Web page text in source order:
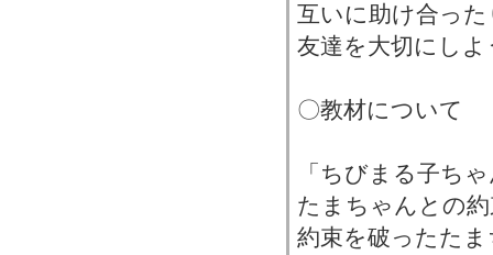
互いに助け合っ
友達を大切にし
〇教材について
「ちびまる子ち
たまちゃんとの
約束を破ったた